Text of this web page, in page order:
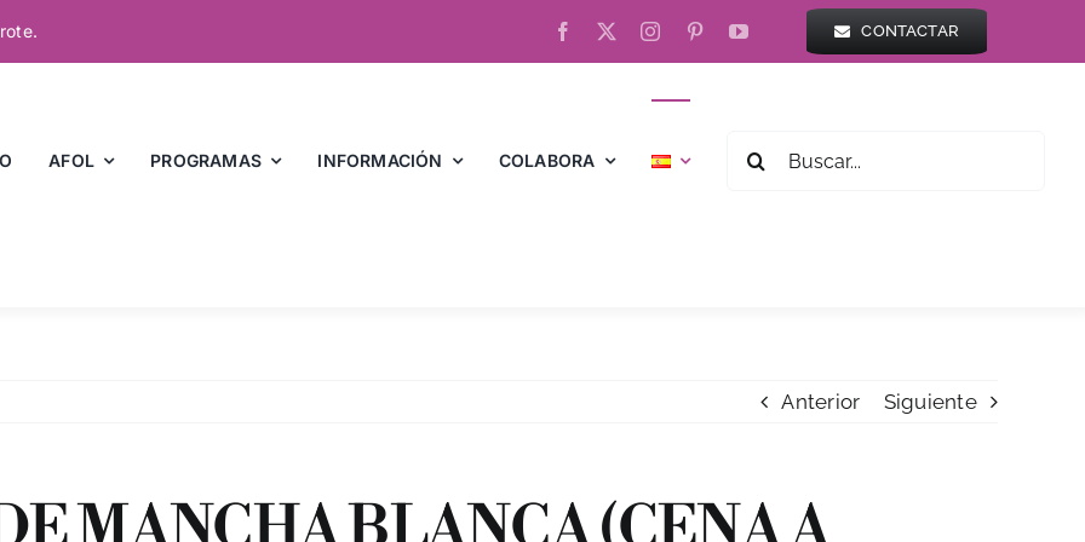
CONTACTAR
AFOL PROGRAMAS INFORMACIÓN COLABORA
Anterior Siguiente